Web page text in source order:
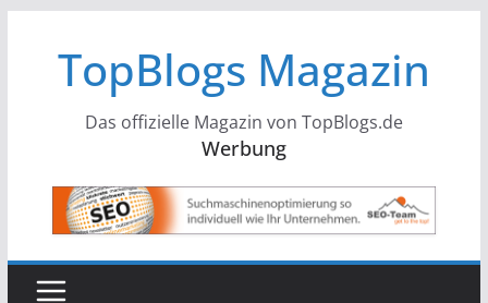
springenTopBlogs Magazin
Das offizielle Magazin von TopBlogs.de
Werbung